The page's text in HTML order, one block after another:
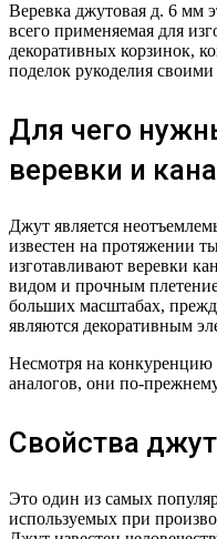
Веревка джутовая д. 6 мм
всего применяемая для
декоративных корзинок,
поделок рукоделия
Для чего
веревки и
Джут является
известен на протяжении
изготавливают веревки
видом и прочным
больших масштабах,
являются декоративным
Несмотря на конкуренцию
аналогов, они по-
Свойства
Это один из самых
используемых при